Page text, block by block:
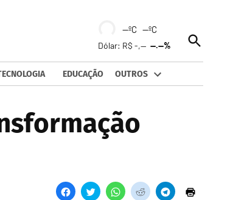
--ºC --ºC
Dólar: R$ -,----.--%
Open
Search
EDUCAÇÃO OUTROS